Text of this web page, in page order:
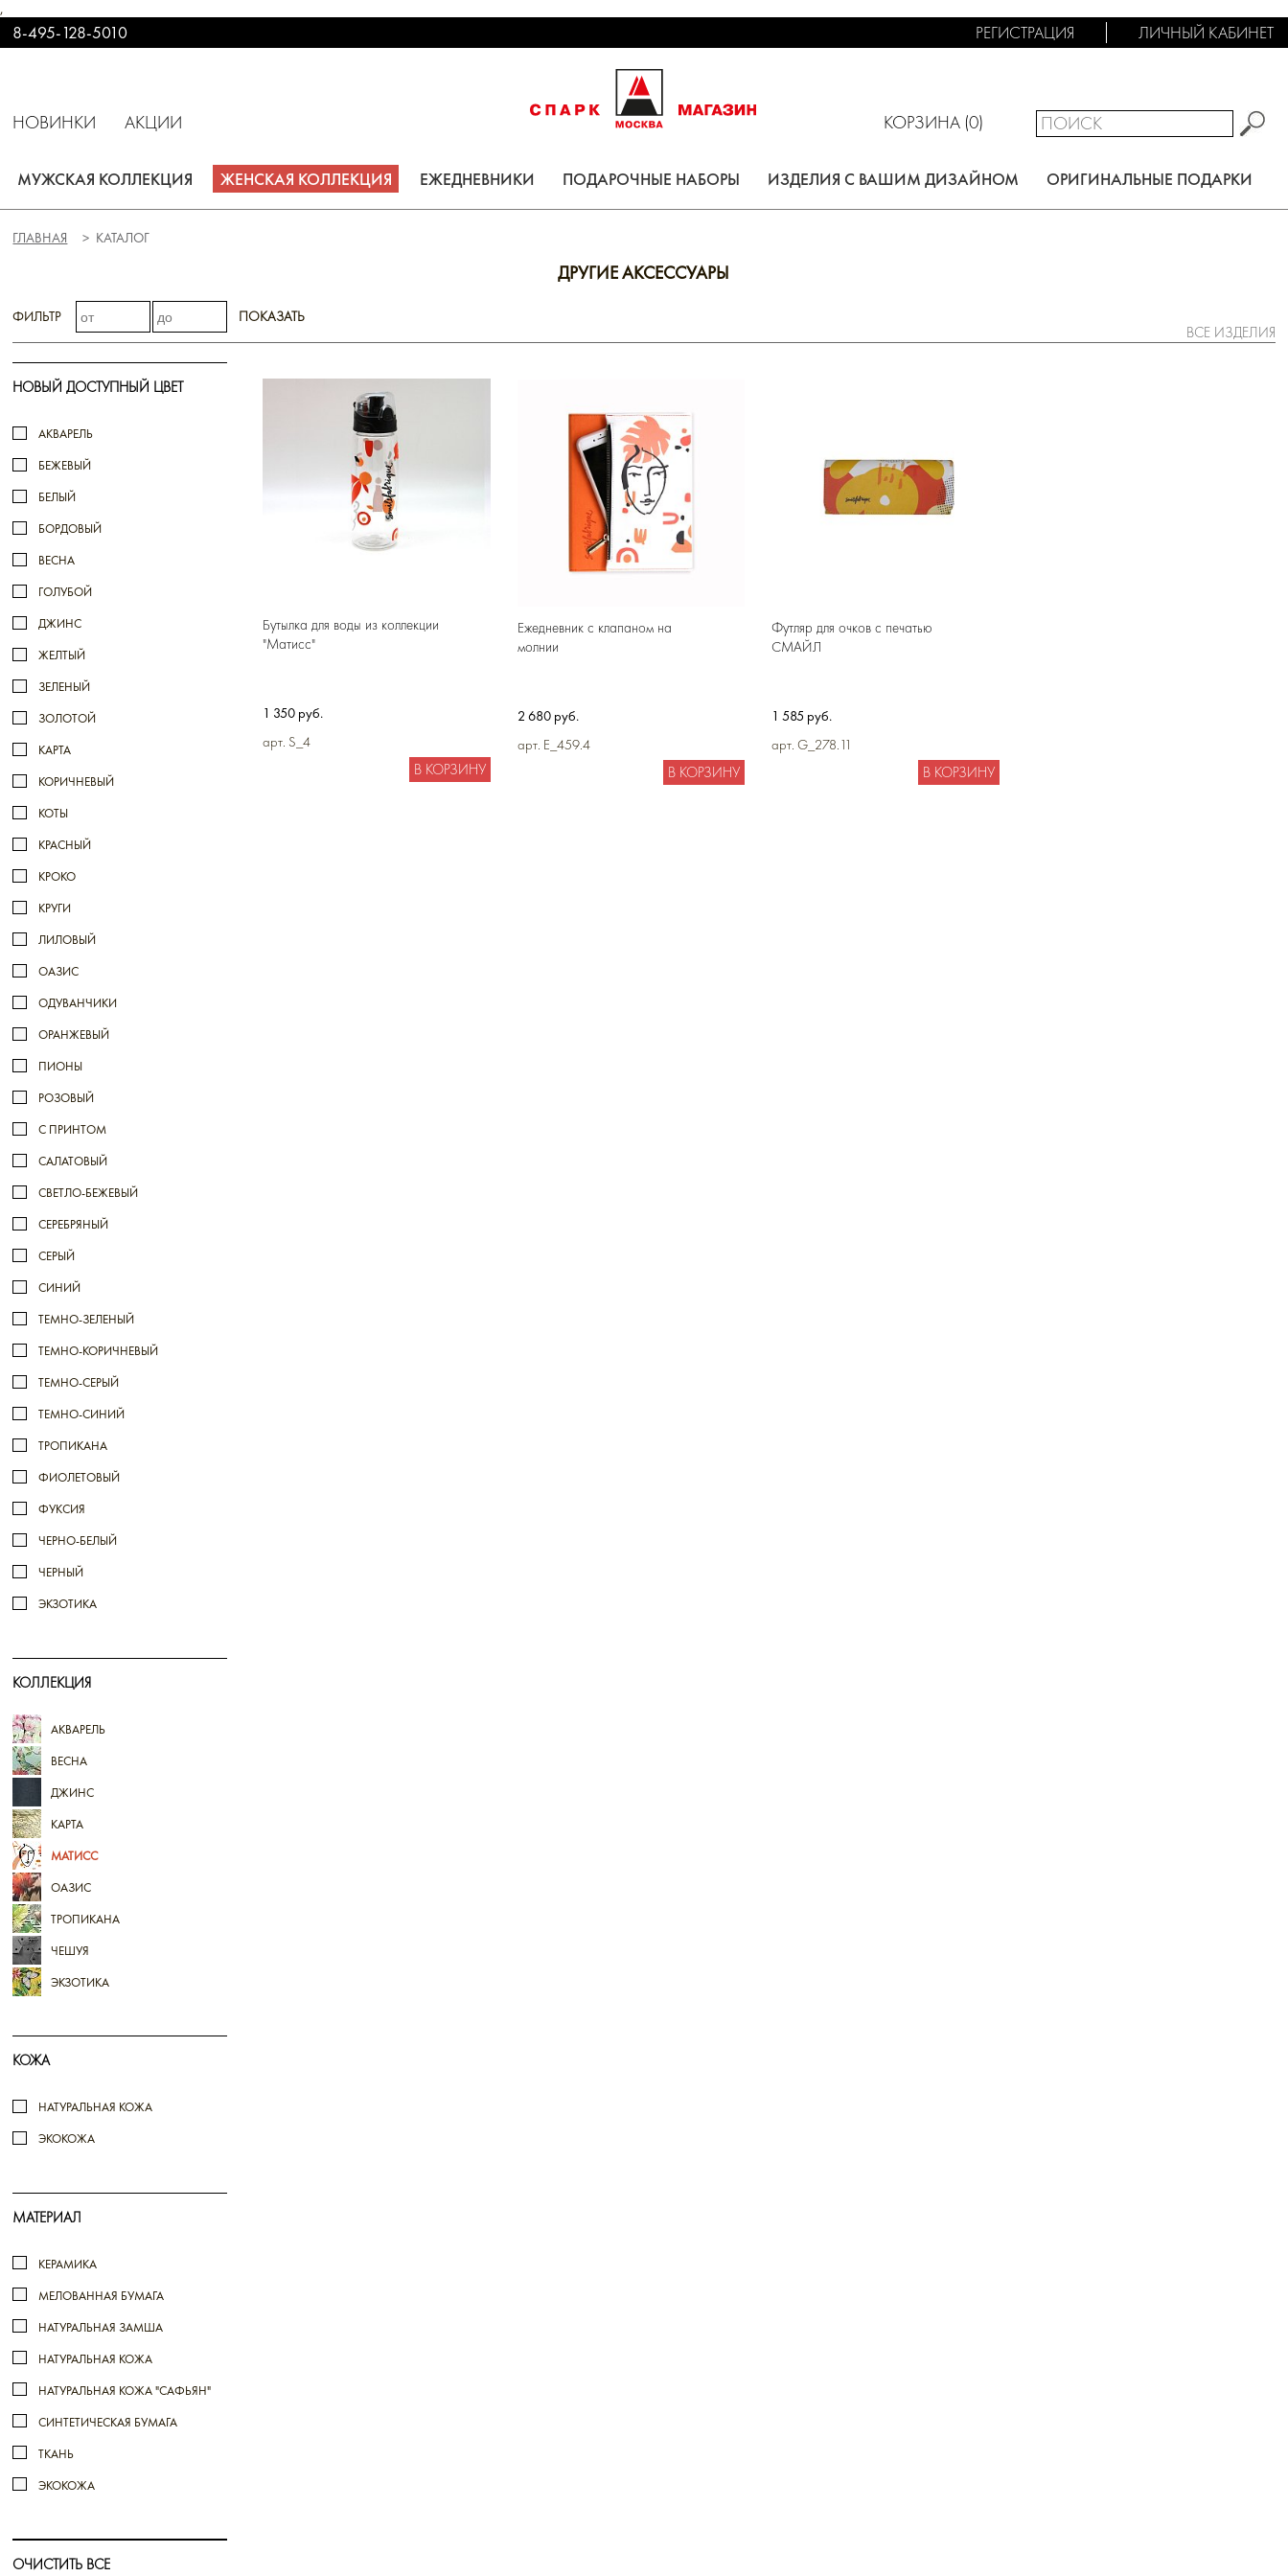
,
8-495-128-5010 РЕГИСТРАЦИЯ ЛИЧНЫЙ КАБИНЕТ
НОВИНКИ АКЦИИ КОРЗИНА (0)
МУЖСКАЯ КОЛЛЕКЦИЯ ЖЕНСКАЯ КОЛЛЕКЦИЯ ЕЖЕДНЕВНИКИ ПОДАРОЧНЫЕ НАБОРЫ ИЗДЕЛИЯ С ВАШИМ ДИЗАЙНОМ ОРИГИНАЛЬНЫЕ ПОДАРКИ
ГЛАВНАЯ КАТАЛОГ
ДРУГИЕ АКСЕССУАРЫ
ВСЕ ИЗДЕЛИЯ
ФИЛЬТР ПОКАЗАТЬ
НОВЫЙ ДОСТУПНЫЙ ЦВЕТ
АКВАРЕЛЬ
БЕЖЕВЫЙ
БЕЛЫЙ
БОРДОВЫЙ
ВЕСНА
ГОЛУБОЙ
ДЖИНС
ЖЕЛТЫЙ
ЗЕЛЕНЫЙ
ЗОЛОТОЙ
КАРТА
КОРИЧНЕВЫЙ
КОТЫ
КРАСНЫЙ
КРОКО
КРУГИ
ЛИЛОВЫЙ
ОАЗИС
ОДУВАНЧИКИ
ОРАНЖЕВЫЙ
ПИОНЫ
РОЗОВЫЙ
С ПРИНТОМ
САЛАТОВЫЙ
СВЕТЛО-БЕЖЕВЫЙ
СЕРЕБРЯНЫЙ
СЕРЫЙ
СИНИЙ
ТЕМНО-ЗЕЛЕНЫЙ
ТЕМНО-КОРИЧНЕВЫЙ
ТЕМНО-СЕРЫЙ
ТЕМНО-СИНИЙ
ТРОПИКАНА
ФИОЛЕТОВЫЙ
ФУКСИЯ
ЧЕРНО-БЕЛЫЙ
ЧЕРНЫЙ
ЭКЗОТИКА
КОЛЛЕКЦИЯ
АКВАРЕЛЬ
ВЕСНА
ДЖИНС
КАРТА
МАТИСС
ОАЗИС
ТРОПИКАНА
ЧЕШУЯ
ЭКЗОТИКА
КОЖА
НАТУРАЛЬНАЯ КОЖА
ЭКОКОЖА
МАТЕРИАЛ
КЕРАМИКА
МЕЛОВАННАЯ БУМАГА
НАТУРАЛЬНАЯ ЗАМША
НАТУРАЛЬНАЯ КОЖА
НАТУРАЛЬНАЯ КОЖА "САФЬЯН"
СИНТЕТИЧЕСКАЯ БУМАГА
ТКАНЬ
ЭКОКОЖА
ОЧИСТИТЬ ВСЕ
Бутылка для воды из коллекции
"Матисс"
1 350 руб.
арт. S_4
В КОРЗИНУ
Ежедневник с клапаном на
молнии
2 680 руб.
арт. E_459.4
В КОРЗИНУ
Футляр для очков с печатью
СМАЙЛ
1 585 руб.
арт. G_278.11
В КОРЗИНУ